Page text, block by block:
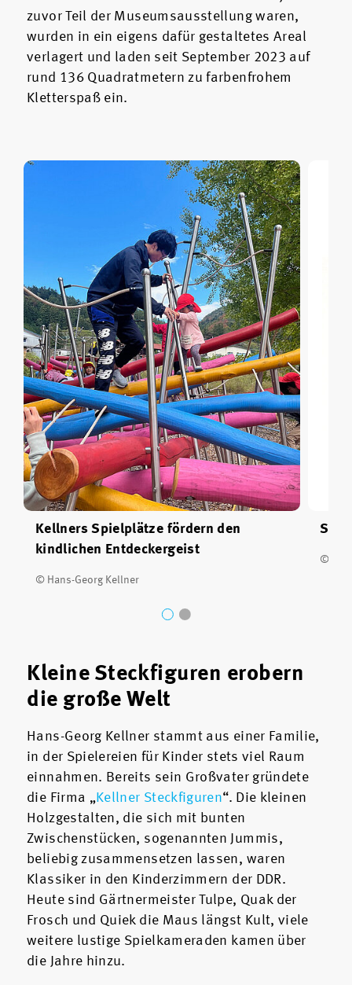
zuvor Teil der Museumsausstellung waren,
wurden in ein eigens dafür gestaltetes Areal
verlagert und laden seit September 2023 auf
rund 136 Quadratmetern zu farbenfrohem
Kletterspaß ein.
Kellners Spielplätze fördern den
kindlichen Entdeckergeist
© Hans-Georg Kellner
©
Kleine Steckfiguren erobern
die große Welt
Hans-Georg Kellner stammt aus einer Familie,
in der Spielereien für Kinder stets viel Raum
einnahmen. Bereits sein Großvater gründete
die Firma „Kellner Steckfiguren“. Die kleinen
Holzgestalten, die sich mit bunten
Zwischenstücken, sogenannten Jummis,
beliebig zusammensetzen lassen, waren
Klassiker in den Kinderzimmern der DDR.
Heute sind Gärtnermeister Tulpe, Quak der
Frosch und Quiek die Maus längst Kult, viele
weitere lustige Spielkameraden kamen über
die Jahre hinzu.